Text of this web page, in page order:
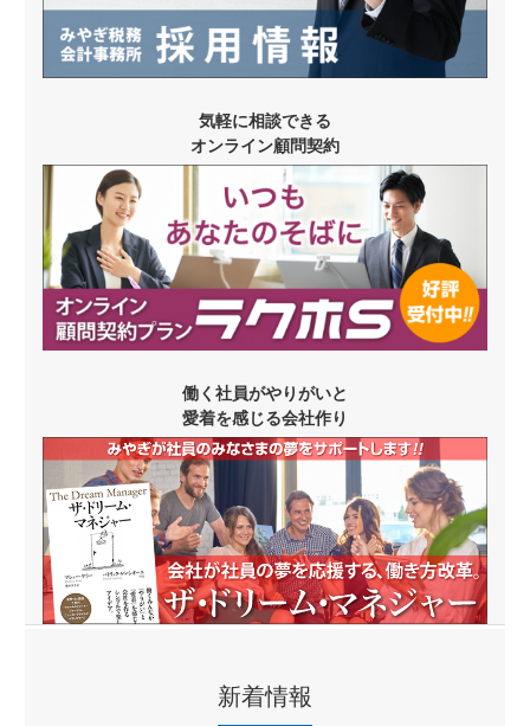
気軽に相談できる
オンライン顧問契約
働く社員がやりがいと
愛着を感じる会社作り
新着情報